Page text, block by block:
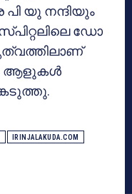
യു നന്ദിയും
ഡോ
ആളുകൾ
IRINJALAKUDA.COM